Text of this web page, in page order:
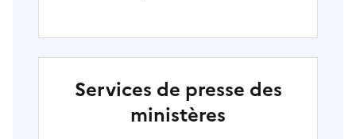
Services de presse des
ministères